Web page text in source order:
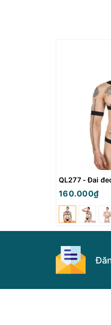
QL277 - Đai
160.000₫